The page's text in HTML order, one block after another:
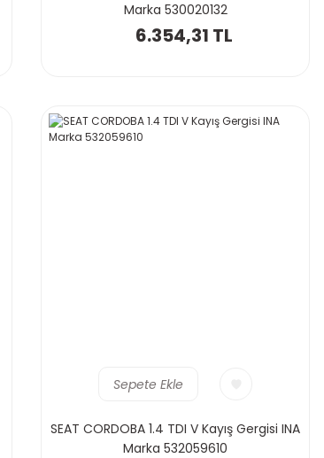
Marka 530020132
6.354,31 TL
Sepete Ekle
SEAT CORDOBA 1.4 TDI V Kayış Gergisi INA
Marka 532059610